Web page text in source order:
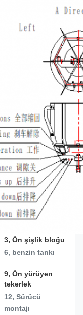
3, Ön şişlik bloğu
6, benzin tankı
9, Ön yürüyen
tekerlek
12, Sürücü
montajı